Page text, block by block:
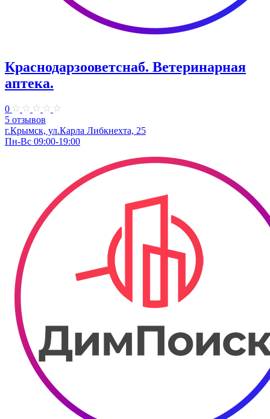
Краснодарзооветснаб. ​Ветеринарная
аптека.
0
5 отзывов
г.Крымск, ул.​Карла Либкнехта, 25
Пн-Вс 09:00-19:00